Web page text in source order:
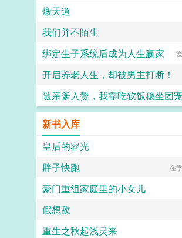
煅天道
我们并不陌生
绑定生子系统后成为人生赢家
开启养老人生，却被男主打断！
随亲爹入赘，我靠吃软饭稳坐团
新书入库
皇后的容光
胖子快跑 在
豪门重组家庭里的小女儿
假想敌
重生之秋起浅灵来